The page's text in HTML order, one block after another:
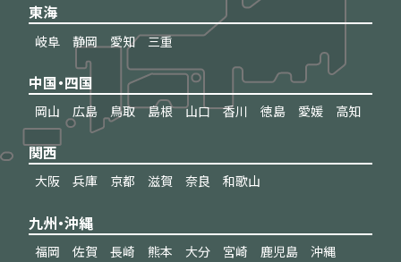
東海
岐阜 静岡 愛知 三重
中国・四国
岡山 広島 鳥取 島根 山口 香川 徳島 愛媛 高知
関西
大阪 兵庫 京都 滋賀 奈良 和歌山
九州・沖縄
福岡 佐賀 長崎 熊本 大分 宮崎 鹿児島 沖縄